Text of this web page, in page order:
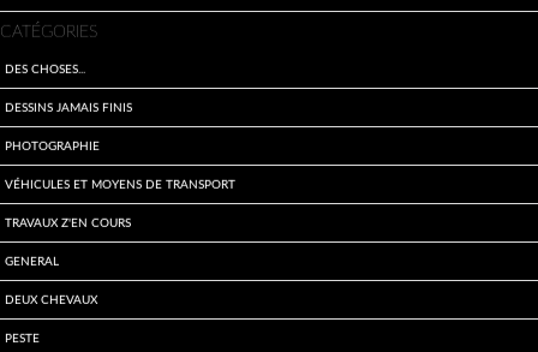
CATÉGORIES
Des choses...
Dessins jamais finis
Photographie
Véhicules et moyens de transport
travaux z'en cours
General
Deux Chevaux
Peste